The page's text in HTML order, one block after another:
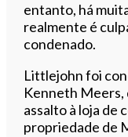
entanto, há
realmente é
condenado.
Littlejohn foi
Kenneth Meers,
assalto à loja de
propriedade de